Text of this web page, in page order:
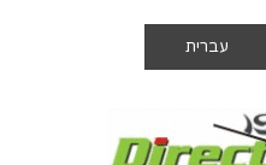
עברית